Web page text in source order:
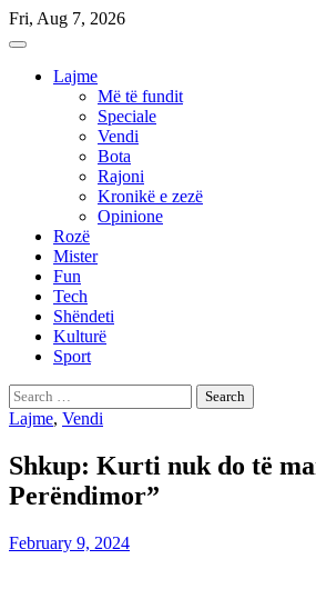
Skip
to
Fri, Aug 7, 2026
Lajme
Më të fundit
Speciale
Vendi
Bota
Rajoni
Kronikë e zezë
Opinione
Rozë
Mister
Fun
Tech
Shëndeti
Kulturë
Sport
Search
for:
Lajme, Vendi
Shkup: Kurti nuk do të
Perëndimor”
February 9, 2024